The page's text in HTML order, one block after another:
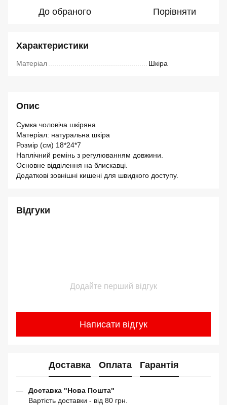
До обраного Порівняти
Характеристики
Матеріал Шкіра
Опис
Сумка чоловіча шкіряна
Матеріал: натуральна шкіра
Розмір (см) 18*24*7
Наплічний ремінь з регулюванням довжини.
Основне відділення на блискавці.
Додаткові зовнішні кишені для швидкого доступу.
Відгуки
Додайте перший відгук
Написати відгук
Доставка Оплата Гарантія
Доставка "Нова Пошта"
Вартість доставки - від 80 грн.